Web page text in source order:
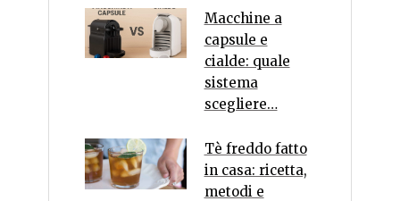
Macchine a
capsule e
cialde: quale
sistema
scegliere…
Tè freddo fatto
in casa: ricetta,
metodi e